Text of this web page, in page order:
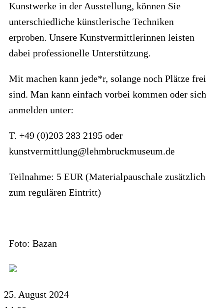
Kunstwerke in der Ausstellung, können Sie
unterschiedliche künstlerische Techniken
erproben. Unsere Kunstvermittlerinnen leisten
dabei professionelle Unterstützung.
Mit machen kann jede*r, solange noch Plätze frei
sind. Man kann einfach vorbei kommen oder sich
anmelden unter:
T. +49 (0)203 283 2195 oder
kunstvermittlung@lehmbruckmuseum.de
Teilnahme: 5 EUR (Materialpauschale zusätzlich
zum regulären Eintritt)
Foto: Bazan
25. August 2024